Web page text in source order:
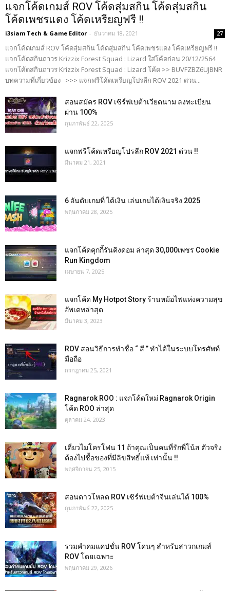
แจกโค้ดเกมส์ ROV โค้ดสุ่มสกิน โค้ดสุ่มสกิน
โค้ดเพชรแดง โค้ดเหรียญฟรี !!
i3siam Tech & Game Editor - ธันวาคม 18, 2021 27
แจกโค้ดเกมส์ ROV โค้ดสุ่มสกิน โค้ดสุ่มสกิน โค้ดเพชรแดง โค้ดเหรียญฟรี !!
แจกโค้ดสกินถาวร Krizzix Forest Squad : Lizard ใส่โค้ดก่อน 20/12/2564
แจกโค้ดสกินถาวร Krizzix Forest Squad : Lizard โค้ด >> BUVFZBZ6UJBNR
บทความที่เกี่ยวข้อง >>> แจกฟรีโค้ดเหรียญโปรลีก ROV 2021 ด่วน...
สอนสมัคร ROV เซิร์ฟเบต้าเวียดนาม ลงทะเบียน
ผ่าน 100%
กุมภาพันธ์ 22, 2025
แจกฟรีโค้ดเหรียญโปรลีก ROV 2021 ด่วน !!
มีนาคม 21, 2021
6 อันดับเกมที่ ได้เงิน เล่นเกมได้เงินจริง 2025
พฤษภาคม 28, 2025
แจกโค้ดคุกกี้รันคิงดอม ล่าสุด 30,000เพชร Cookie
Run Kingdom
เมษายน 7, 2025
แจกโค้ด My Hotpot Story ร้านหม้อไฟแห่งความสุข
อัพเดทล่าสุด
มีนาคม 3, 2023
ROV สอนวิธีการทำชื่อ “ สี ” ทำได้ในระบบโทรศัพท์
มือถือ
กรกฎาคม 25, 2021
Ragnarok ROO : แจกโค้ดใหม่ Ragnarok Origin
โค้ด ROO ล่าสุด
ตุลาคม 24, 2023
เดี่ยวไมโครโฟน 11 ถ้าคุณเป็นคนที่รักพี่โน้ส ตัวจริง
ต้องไปชื้อของที่มีลิขสิทธิ์แท้ เท่านั้น !!
พฤศจิกายน 25, 2015
สอนดาวโหลด ROV เซิร์ฟเบต้าจีนเล่นได้ 100%
กุมภาพันธ์ 22, 2025
รวมคำคมแคปชั่น ROV โดนๆ สำหรับสาวกเกมส์
ROV โดยเฉพาะ
พฤษภาคม 29, 2026